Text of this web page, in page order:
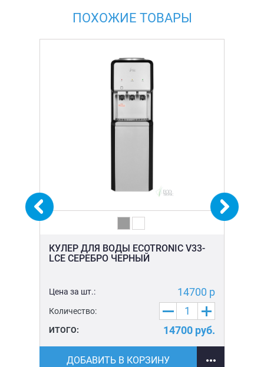
ПОХОЖИЕ ТОВАРЫ
КУЛЕР ДЛЯ ВОДЫ ECOTRONIC V33-
LCE СЕРЕБРО ЧЕРНЫЙ
Цена за шт.: 14700 р
Количество:
ИТОГО: 14700 руб.
ДОБАВИТЬ В КОРЗИНУ